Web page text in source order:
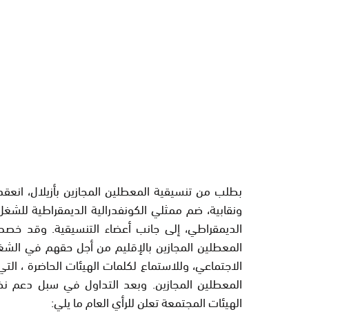
بطلب من تنسيقية المعطلين المجازين بأزيلال،
ونقابية، ضم ممثلي الكونفدرالية الديمقراطية
الديمقراطي، إلى جانب أعضاء التنسيقية. وقد
المعطلين المجازين بالإقليم من أجل حقهم في
الاجتماعي، وللاستماع لكلمات الهيئات الحاضرة
المعطلين المجازين. وبعد التداول في سبل
الهيئات المجتمعة تعلن للرأي العام ما يلي: